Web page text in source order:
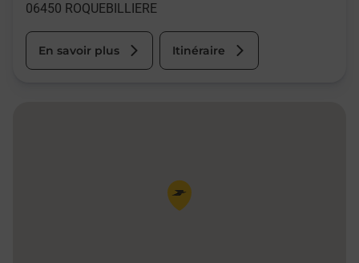
06450 ROQUEBILLIERE
En savoir plus Itinéraire
Pin de la carte